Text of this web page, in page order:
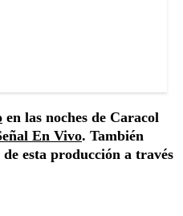
en las noches de Caracol
En Vivo. También
esta producción a través